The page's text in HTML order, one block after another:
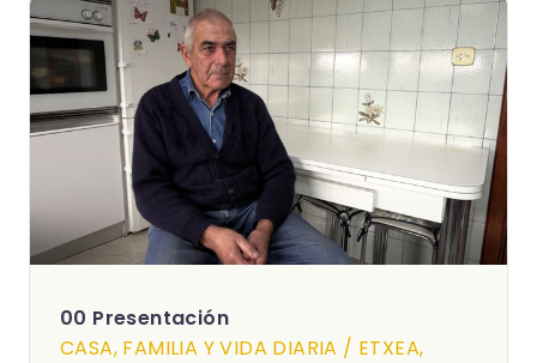
00 Presentación
CASA, FAMILIA Y VIDA DIARIA / ETXEA,